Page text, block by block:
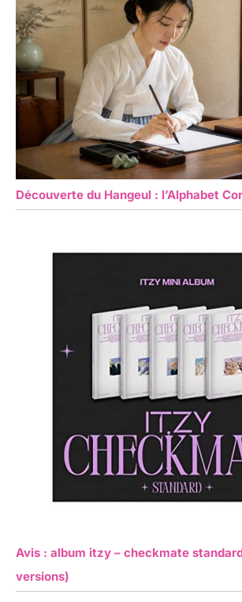
Découverte du Hangeul : l’Alphabet
Avis : album itzy – checkmate
versions)